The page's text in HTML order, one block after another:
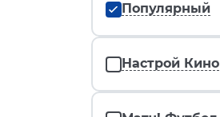
Популярный
Настрой Кино